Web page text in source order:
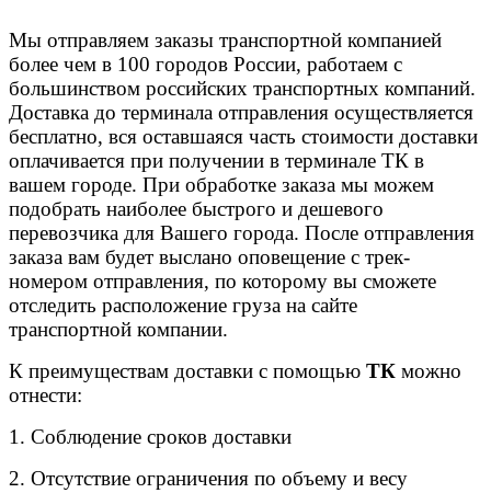
Мы отправляем заказы транспортной компанией
более чем в 100 городов России, работаем с
большинством российских транспортных компаний.
Доставка до терминала отправления осуществляется
бесплатно, вся оставшаяся часть стоимости доставки
оплачивается при получении в терминале ТК в
вашем городе. При обработке заказа мы можем
подобрать наиболее быстрого и дешевого
перевозчика для Вашего города. После отправления
заказа вам будет выслано оповещение с трек-
номером отправления, по которому вы сможете
отследить расположение груза на сайте
транспортной компании.
К преимуществам доставки с помощью ТК можно
отнести:
1. Соблюдение сроков доставки
2. Отсутствие ограничения по объему и весу